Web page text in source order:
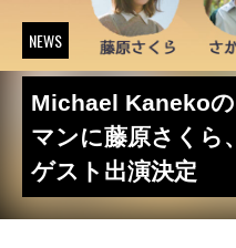
NEWS
Michael Kaneko
マンに藤原さくら
ゲスト出演決定